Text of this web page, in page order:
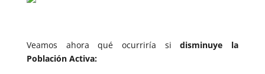
Veamos ahora qué ocurriría sidisminuye la
Población Activa: